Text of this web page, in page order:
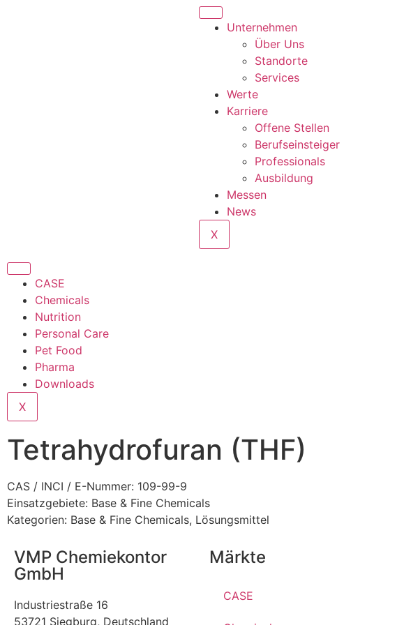
Unternehmen
Über Uns
Standorte
Services
Werte
Karriere
Offene Stellen
Berufseinsteiger
Professionals
Ausbildung
Messen
News
X
CASE
Chemicals
Nutrition
Personal Care
Pet Food
Pharma
Downloads
X
Tetrahydrofuran (THF)
CAS / INCI / E-Nummer: 109-99-9
Einsatzgebiete: Base & Fine Chemicals
Kategorien: Base & Fine Chemicals, Lösungsmittel
VMP Chemiekontor
GmbH
Industriestraße 16
53721 Siegburg, Deutschland
Märkte
CASE